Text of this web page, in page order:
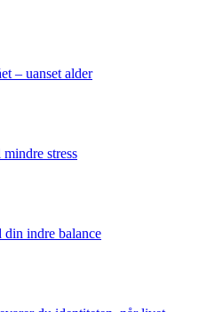
– uanset alder
stress
indre balance